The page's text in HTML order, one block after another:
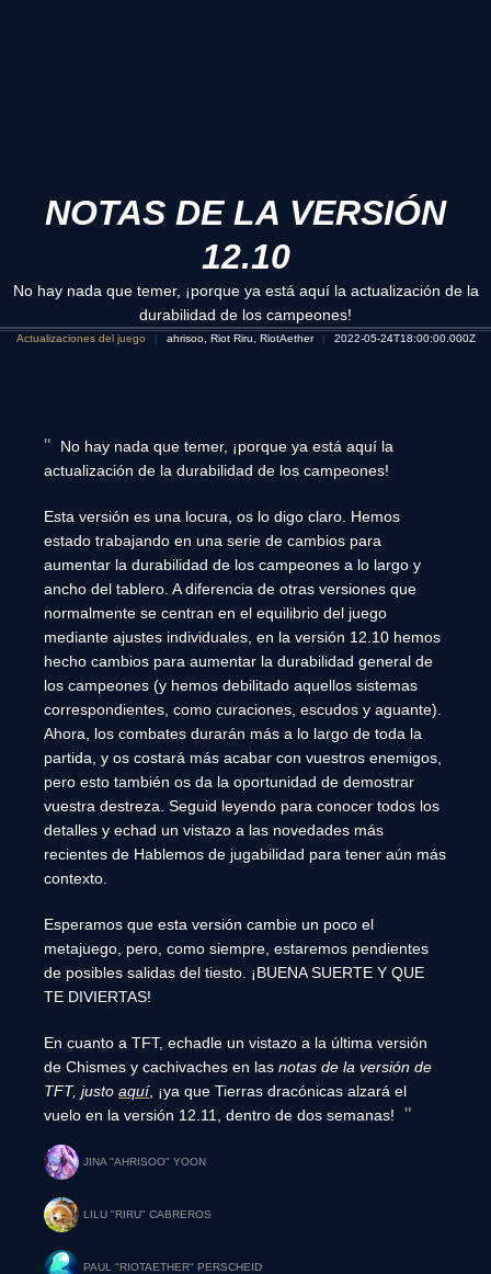
NOTAS DE LA VERSIÓN
12.10
No hay nada que temer, ¡porque ya está aquí la actualización de la
durabilidad de los campeones!
Actualizaciones del juego ahrisoo, Riot Riru, RiotAether 2022-05-24T18:00:00.000Z
No hay nada que temer, ¡porque ya está aquí la
actualización de la durabilidad de los campeones!
Esta versión es una locura, os lo digo claro. Hemos
estado trabajando en una serie de cambios para
aumentar la durabilidad de los campeones a lo largo y
ancho del tablero. A diferencia de otras versiones que
normalmente se centran en el equilibrio del juego
mediante ajustes individuales, en la versión 12.10 hemos
hecho cambios para aumentar la durabilidad general de
los campeones (y hemos debilitado aquellos sistemas
correspondientes, como curaciones, escudos y aguante).
Ahora, los combates durarán más a lo largo de toda la
partida, y os costará más acabar con vuestros enemigos,
pero esto también os da la oportunidad de demostrar
vuestra destreza. Seguid leyendo para conocer todos los
detalles y echad un vistazo a las novedades más
recientes de Hablemos de jugabilidad para tener aún más
contexto.
Esperamos que esta versión cambie un poco el
metajuego, pero, como siempre, estaremos pendientes
de posibles salidas del tiesto. ¡BUENA SUERTE Y QUE
TE DIVIERTAS!
En cuanto a TFT, echadle un vistazo a la última versión
de Chismes y cachivaches en las notas de la versión de
TFT, justo aquí, ¡ya que Tierras dracónicas alzará el
vuelo en la versión 12.11, dentro de dos semanas!
JINA "AHRISOO" YOON
LILU "RIRU" CABREROS
PAUL "RIOTAETHER" PERSCHEID